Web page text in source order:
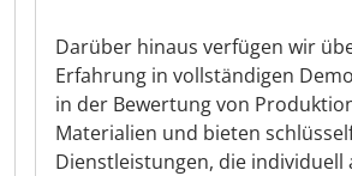
Darüber hinaus verfügen wir
Erfahrung in vollständigen
in der Bewertung von
Materialien und bieten
Dienstleistungen, die individuell